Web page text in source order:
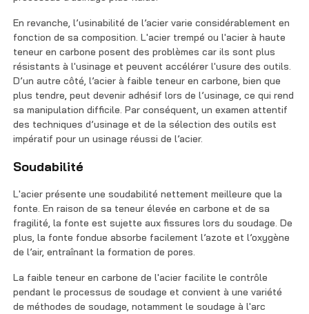
En revanche, l’usinabilité de l’acier varie considérablement en
fonction de sa composition. L'acier trempé ou l'acier à haute
teneur en carbone posent des problèmes car ils sont plus
résistants à l'usinage et peuvent accélérer l'usure des outils.
D’un autre côté, l’acier à faible teneur en carbone, bien que
plus tendre, peut devenir adhésif lors de l’usinage, ce qui rend
sa manipulation difficile. Par conséquent, un examen attentif
des techniques d’usinage et de la sélection des outils est
impératif pour un usinage réussi de l’acier.
Soudabilité
L'acier présente une soudabilité nettement meilleure que la
fonte. En raison de sa teneur élevée en carbone et de sa
fragilité, la fonte est sujette aux fissures lors du soudage. De
plus, la fonte fondue absorbe facilement l’azote et l’oxygène
de l’air, entraînant la formation de pores.
La faible teneur en carbone de l'acier facilite le contrôle
pendant le processus de soudage et convient à une variété
de méthodes de soudage, notamment le soudage à l'arc